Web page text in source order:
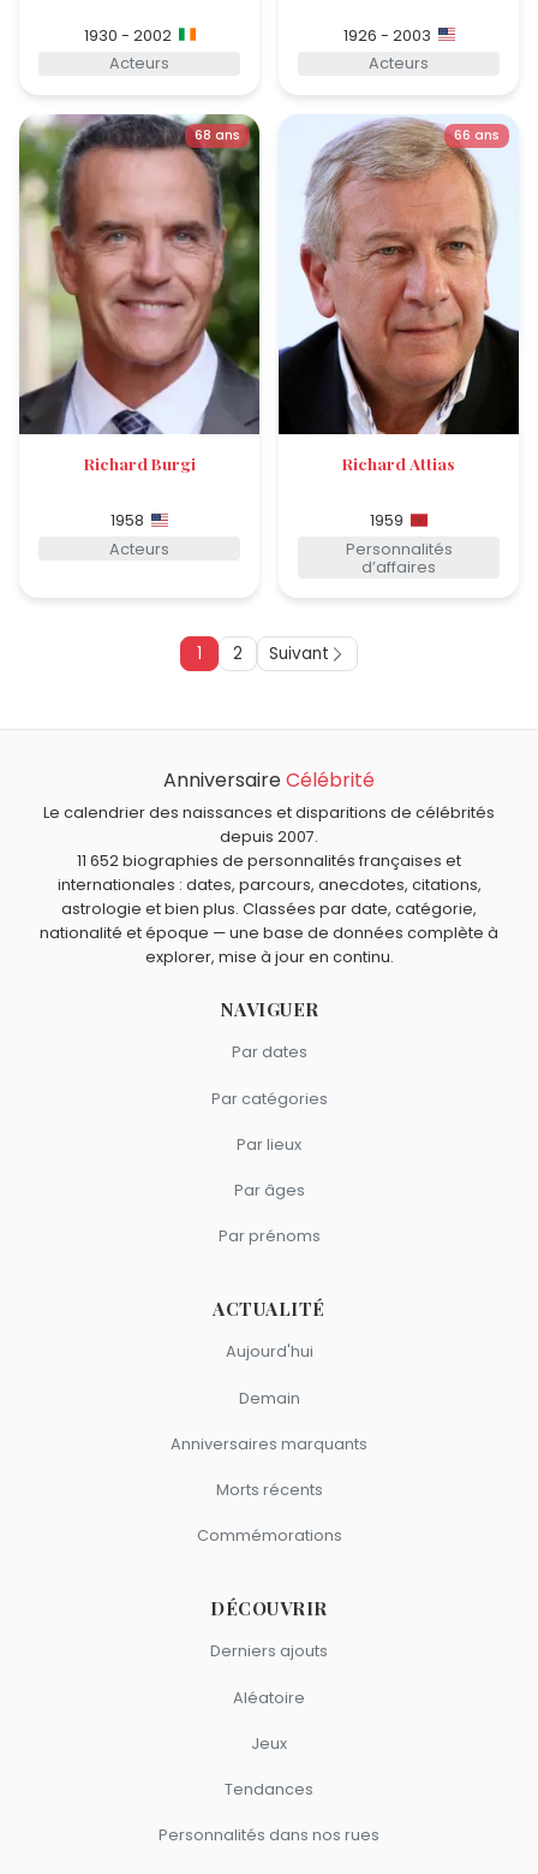
1930 - 2002
Acteurs
1926 - 2003
Acteurs
68 ans
Richard Burgi
1958
Acteurs
66 ans
Richard Attias
1959
Personnalités
d’affaires
1 2 Suivant
AnniversaireCélébrité
Le calendrier des naissances et disparitions de célébrités
depuis 2007.
11 652 biographies de personnalités françaises et
internationales : dates, parcours, anecdotes, citations,
astrologie et bien plus. Classées par date, catégorie,
nationalité et époque — une base de données complète à
explorer, mise à jour en continu.
NAVIGUER
Par dates
Par catégories
Par lieux
Par âges
Par prénoms
ACTUALITÉ
Aujourd'hui
Demain
Anniversaires marquants
Morts récents
Commémorations
DÉCOUVRIR
Derniers ajouts
Aléatoire
Jeux
Tendances
Personnalités dans nos rues